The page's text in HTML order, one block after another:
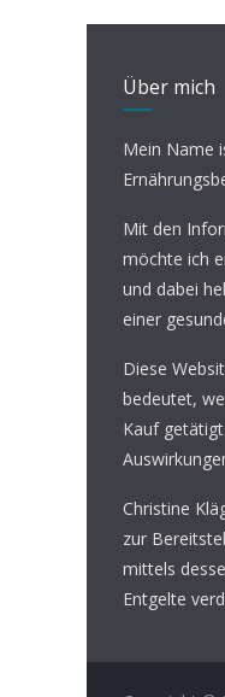
Über mich
Mein Name
Mit den
möchte ich
und dabei
einer
Diese
bedeutet,
Kauf
Christine
zur
mittels
Entgelte